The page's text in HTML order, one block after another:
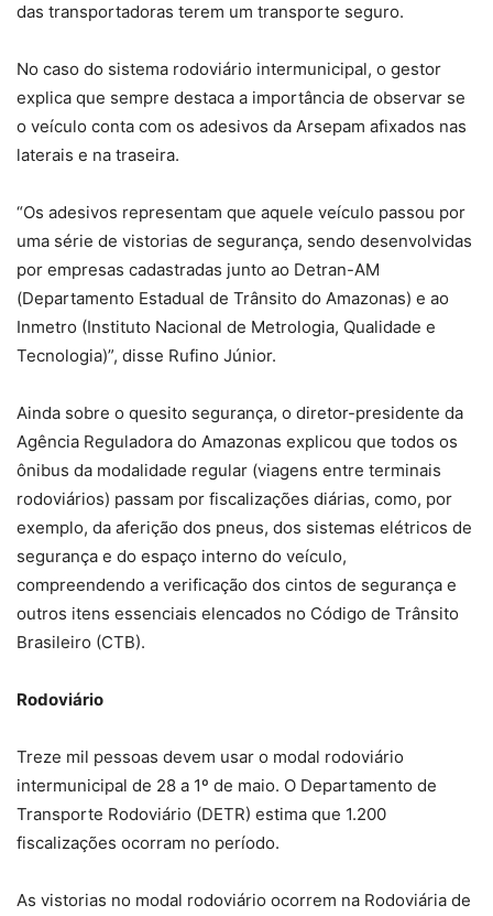
das transportadoras terem um transporte seguro.
No caso do sistema rodoviário intermunicipal, o gestor
explica que sempre destaca a importância de observar se
o veículo conta com os adesivos da Arsepam afixados nas
laterais e na traseira.
“Os adesivos representam que aquele veículo passou por
uma série de vistorias de segurança, sendo desenvolvidas
por empresas cadastradas junto ao Detran-AM
(Departamento Estadual de Trânsito do Amazonas) e ao
Inmetro (Instituto Nacional de Metrologia, Qualidade e
Tecnologia)”, disse Rufino Júnior.
Ainda sobre o quesito segurança, o diretor-presidente da
Agência Reguladora do Amazonas explicou que todos os
ônibus da modalidade regular (viagens entre terminais
rodoviários) passam por fiscalizações diárias, como, por
exemplo, da aferição dos pneus, dos sistemas elétricos de
segurança e do espaço interno do veículo,
compreendendo a verificação dos cintos de segurança e
outros itens essenciais elencados no Código de Trânsito
Brasileiro (CTB).
Rodoviário
Treze mil pessoas devem usar o modal rodoviário
intermunicipal de 28 a 1º de maio. O Departamento de
Transporte Rodoviário (DETR) estima que 1.200
fiscalizações ocorram no período.
As vistorias no modal rodoviário ocorrem na Rodoviária de